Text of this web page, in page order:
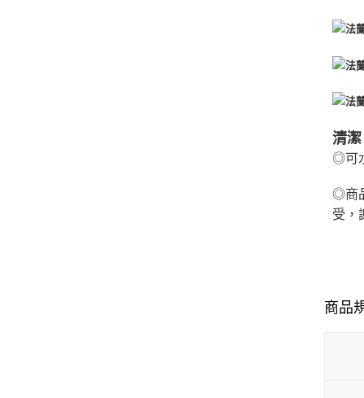
清
◎可
◎商
受，
商品